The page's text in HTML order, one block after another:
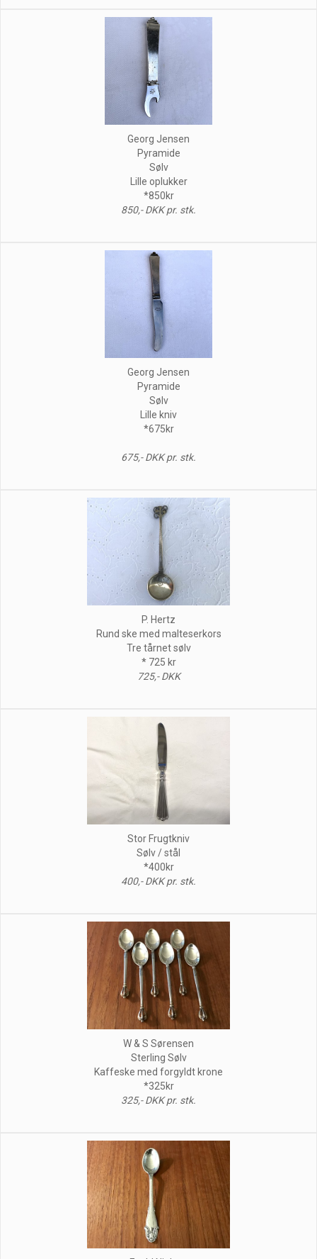
Georg Jensen
Pyramide
Sølv
Lille oplukker
*850kr
850,- DKK pr. stk.
Georg Jensen
Pyramide
Sølv
Lille kniv
*675kr
675,- DKK pr. stk.
P. Hertz
Rund ske med malteserkors
Tre tårnet sølv
* 725 kr
725,- DKK
Stor Frugtkniv
Sølv / stål
*400kr
400,- DKK pr. stk.
W & S Sørensen
Sterling Sølv
Kaffeske med forgyldt krone
*325kr
325,- DKK pr. stk.